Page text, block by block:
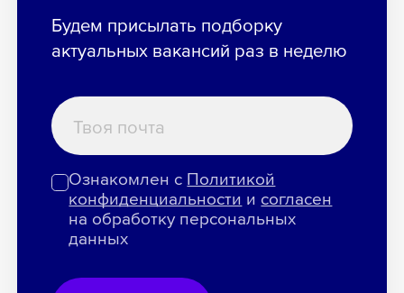
Будем присылать подборку
актуальных вакансий раз в неделю
Ознакомлен с Политикой
конфиденциальности и согласен
на обработку персональных
данных